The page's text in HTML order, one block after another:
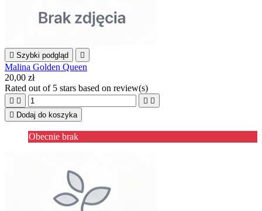
 Szybki podgląd 
Malina Golden Queen
20,00 zł
Rated out of 5 stars based on review(s)
   
 Dodaj do koszyka
Obecnie brak